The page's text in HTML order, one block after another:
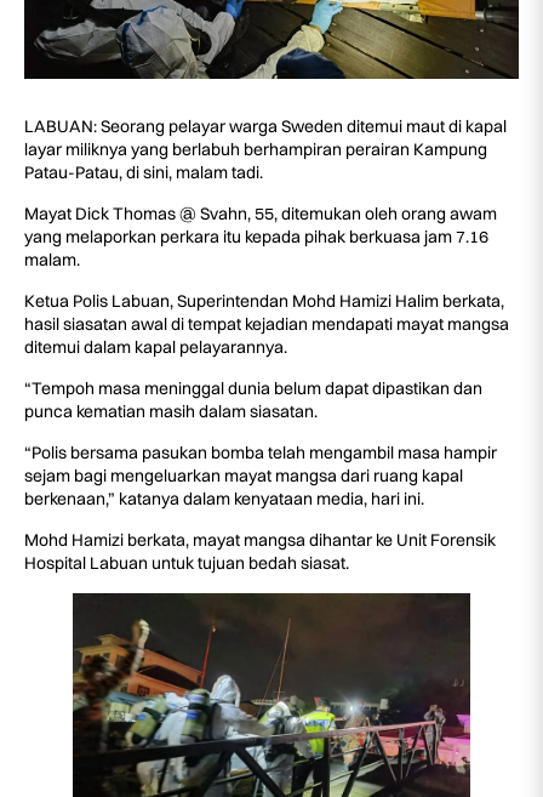
LABUAN: Seorang pelayar warga Sweden ditemui maut di kapal
layar miliknya yang berlabuh berhampiran perairan Kampung
Patau-Patau, di sini, malam tadi.
Mayat Dick Thomas @ Svahn, 55, ditemukan oleh orang awam
yang melaporkan perkara itu kepada pihak berkuasa jam 7.16
malam.
Ketua Polis Labuan, Superintendan Mohd Hamizi Halim berkata,
hasil siasatan awal di tempat kejadian mendapati mayat mangsa
ditemui dalam kapal pelayarannya.
“Tempoh masa meninggal dunia belum dapat dipastikan dan
punca kematian masih dalam siasatan.
“Polis bersama pasukan bomba telah mengambil masa hampir
sejam bagi mengeluarkan mayat mangsa dari ruang kapal
berkenaan,” katanya dalam kenyataan media, hari ini.
Mohd Hamizi berkata, mayat mangsa dihantar ke Unit Forensik
Hospital Labuan untuk tujuan bedah siasat.